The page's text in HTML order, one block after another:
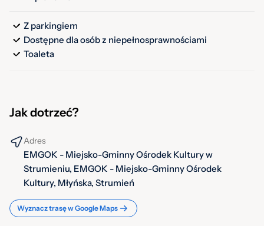
Z parkingiem
Dostępne dla osób z niepełnosprawnościami
Toaleta
Jak dotrzeć?
Adres
EMGOK - Miejsko-Gminny Ośrodek Kultury w
Strumieniu, EMGOK - Miejsko-Gminny Ośrodek
Kultury, Młyńska, Strumień
Wyznacz trasę w Google Maps